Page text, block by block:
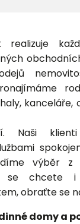
realizuje
Naši
výběr z
se chcete
obraťte se
domy a